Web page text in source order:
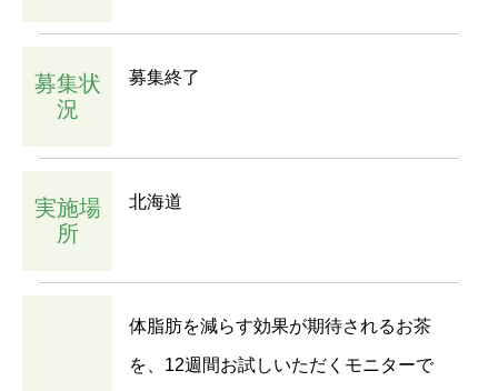
募集状
況
募集終了
実施場
所
北海道
体脂肪を減らす効果が期待されるお茶
を、12週間お試しいただくモニターで